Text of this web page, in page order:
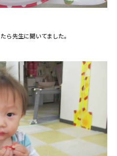
ら先生に聞いてました。